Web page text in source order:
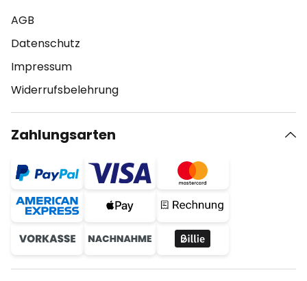
AGB
Datenschutz
Impressum
Widerrufsbelehrung
Zahlungsarten